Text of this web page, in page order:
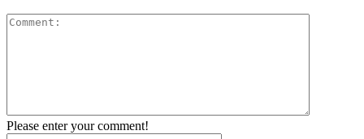
Please enter your comment!